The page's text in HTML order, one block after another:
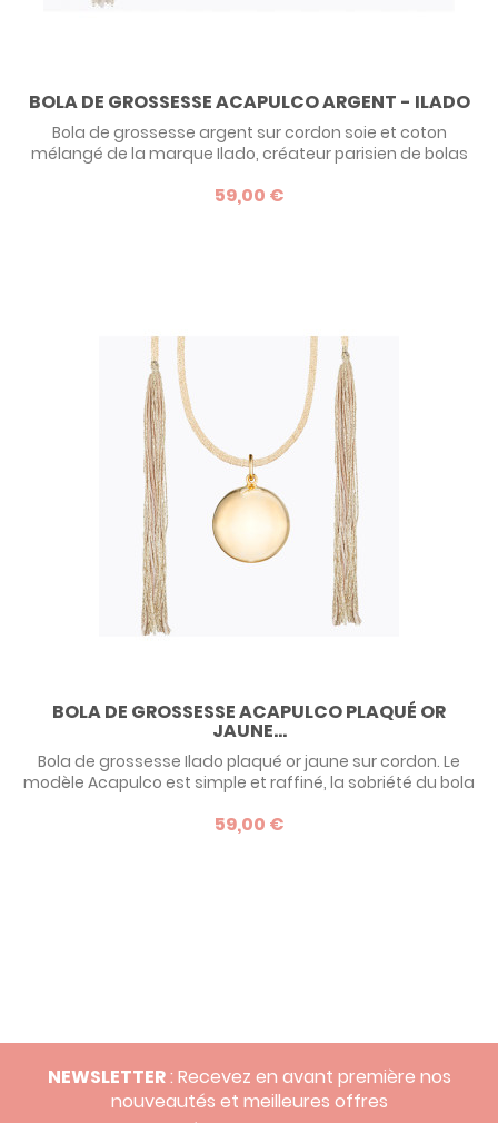
BOLA DE GROSSESSE ACAPULCO ARGENT - ILADO
Bola de grossesse argent sur cordon soie et coton
mélangé de la marque Ilado, créateur parisien de bolas
59,00 €
BOLA DE GROSSESSE ACAPULCO PLAQUÉ OR
JAUNE...
Bola de grossesse Ilado plaqué or jaune sur cordon. Le
modèle Acapulco est simple et raffiné, la sobriété du bola
59,00 €
NEWSLETTER: Recevez en avant première nos
nouveautés et meilleures offres